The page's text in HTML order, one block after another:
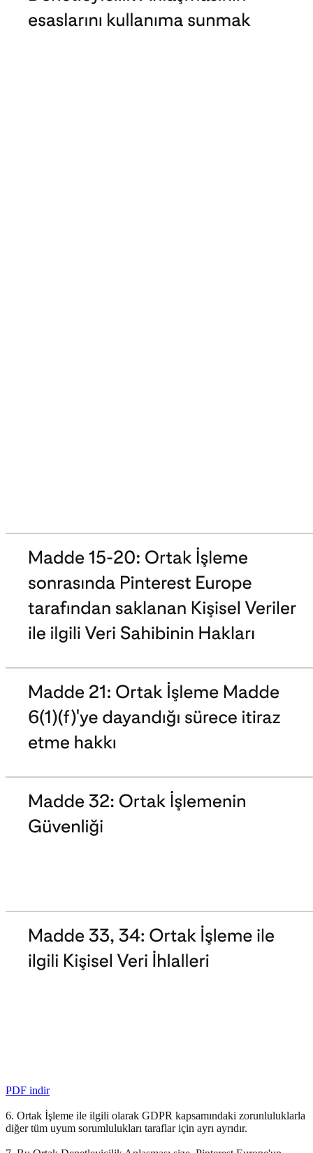
PDF indir
6. Ortak İşleme ile ilgili olarak GDPR kapsamındaki zorunluluklarla
diğer tüm uyum sorumlulukları taraflar için ayrı ayrıdır.